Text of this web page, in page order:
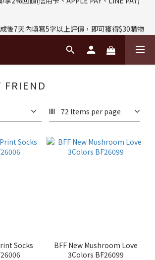
金
金
碼：MP03YYDS｜MP-03享95折優惠
2%回饋(信用卡、APPLE PAY、LINE PAY)
後7天內填寫5字以上評價，即可獲得$30購物
FRIEND
72 Items per page
Socks
BFF New Mushroom Love
3Colors BF26099